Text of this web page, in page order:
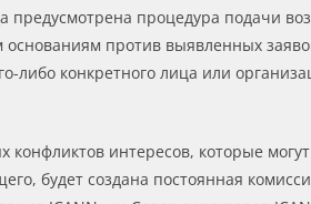
предусмотрена процедура подачи
против выявленных
либо конкретного лица или
интересов, которые
будет создана постоянная